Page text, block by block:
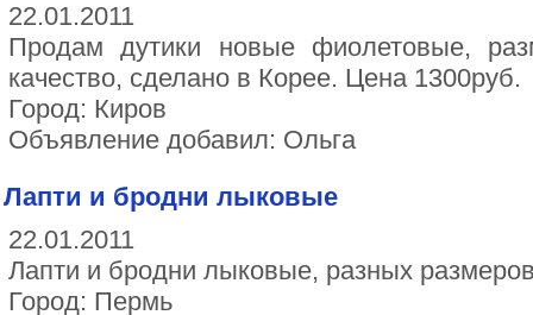
22.01.2011
Продам дутики новые фиолетовые,
качество, сделано в Корее. Цена 1300руб.
Город: Киров
Объявление добавил: Ольга
Лапти и бродни лыковые
22.01.2011
Лапти и бродни лыковые, разных
Город: Пермь